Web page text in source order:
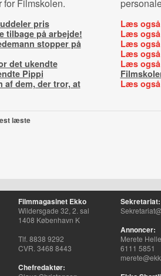
Filmskolen.
pris
tilbage på arbejde!
stopper på
det ukendte
Pippi
af dem, der tror, at
Læs
Læs
Læs
Læs
Læs
Læs
læste
Filmmagasinet Ekko
Wildersgade 32, 2. sal
1408 København K
Tlf. 8838 9292
CVR. 3468 8443
Chefredaktør:
Sekretariat:
Annoncer:
Merete
6111 5851